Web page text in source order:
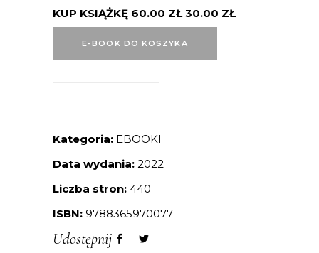
KUP KSIĄŻKĘ 60.00ZŁ 30.00 ZŁ
E-BOOK DO KOSZYKA
Kategoria: EBOOKI
Data wydania: 2022
Liczba stron: 440
ISBN: 9788365970077
Udostępnij